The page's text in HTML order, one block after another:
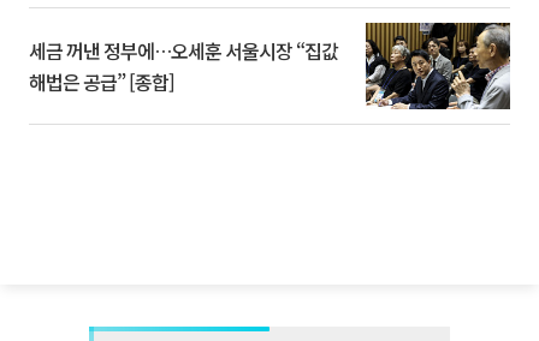
세금 꺼낸 정부에…오세훈 서울시장 “집값
해법은 공급” [종합]